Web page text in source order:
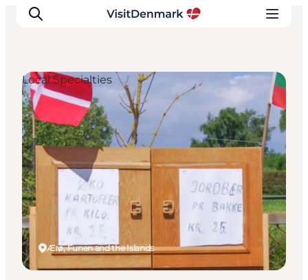
Inspirations
Destinations
Quoi faire
Hébergements
Planifiez votre voyage
Ærø, Funen and the Islands
Local Specialties